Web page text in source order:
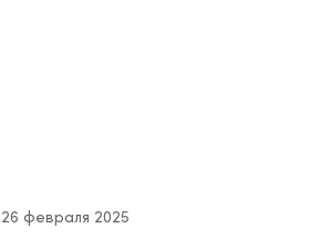
26 февраля 2025